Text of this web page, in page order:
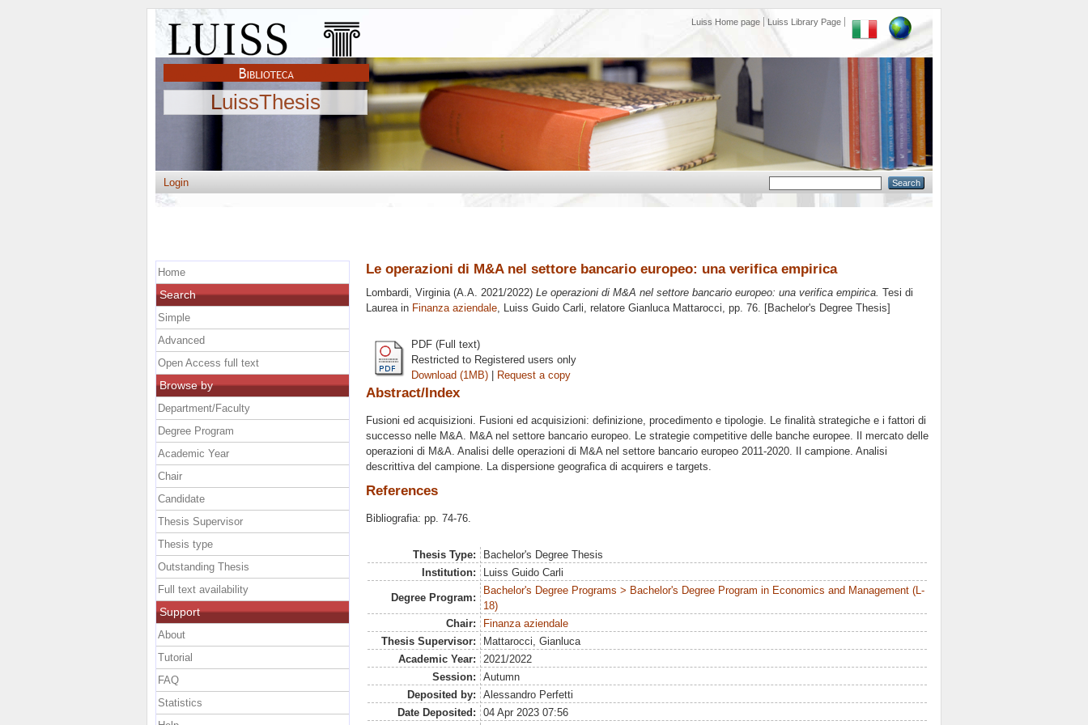
Luiss Home page Luiss Library Page
LuissThesis
Login
Le operazioni di M&A nel settore bancario europeo: una verifica empirica
Lombardi, Virginia(A.A. 2021/2022) Le operazioni di M&A nel settore bancario europeo: una verifica empirica. Tesi di
Laurea in Finanza aziendale, Luiss Guido Carli, relatore Gianluca Mattarocci, pp. 76. [Bachelor's Degree Thesis]
PDF (Full text)
Restricted to Registered users only
Download (1MB) | Request a copy
Abstract/Index
Fusioni ed acquisizioni. Fusioni ed acquisizioni: definizione, procedimento e tipologie. Le finalità strategiche e i fattori di
successo nelle M&A. M&A nel settore bancario europeo. Le strategie competitive delle banche europee. Il mercato delle
operazioni di M&A. Analisi delle operazioni di M&A nel settore bancario europeo 2011-2020. Il campione. Analisi
descrittiva del campione. La dispersione geografica di acquirers e targets.
References
Bibliografia: pp. 74-76.
Thesis Type:
Bachelor's Degree Thesis
Institution:
Luiss Guido Carli
Degree Program:
Bachelor's Degree Programs > Bachelor's Degree Program in Economics and Management (L-
18)
Chair:
Finanza aziendale
Thesis Supervisor:
Mattarocci, Gianluca
Academic Year:
2021/2022
Session:
Autumn
Deposited by:
Alessandro Perfetti
Date Deposited:
04 Apr 2023 07:56
Home
Search
Simple
Advanced
Open Access full text
Browse by
Department/Faculty
Degree Program
Academic Year
Chair
Candidate
Thesis Supervisor
Thesis type
Outstanding Thesis
Full text availability
Support
About
Tutorial
FAQ
Statistics